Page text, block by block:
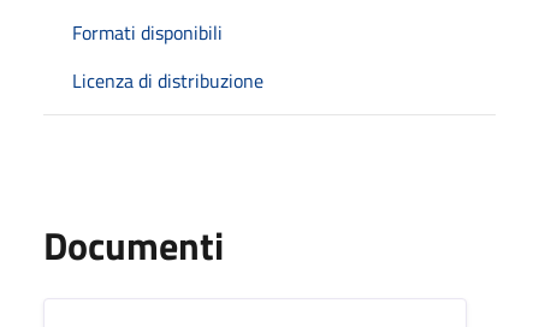
Formati disponibili
Licenza di distribuzione
Documenti